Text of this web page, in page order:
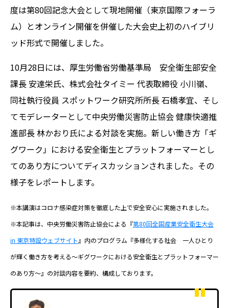
度は第80回記念大会として現地開催（東京国際フォーラ
ム）とオンライン開催を併催した大会史上初のハイブリ
ッド形式で開催しました。
10月28日には、厚生労働省労働基準局 安全衛生部安全
課長 安達栄氏、株式会社タイミー 代表取締役 小川嶺、
同社執行役員 スポットワーク研究所所長 石橋孝宜、そし
てモデレーターとして中央労働災害防止協会 健康快適推
進部長 林かおり氏による対談を実施。新しい働き方「ギ
グワーク」における安全衛生とプラットフォーマーとし
てのあり方についてディスカッションされました。その
様子をレポートします。
※本講演はコロナ感染症対策を徹底した上で安全安心に実施されました。
※本記事は、中央労働災害防止協会による『第80回全国産業安全衛生大会
in 東京特設ウェブサイト 』内のプログラム『多様化する社会 一人ひとり
が輝く働き方を考える～ギグワークにおける安全衛生とプラットフォーマー
のあり方～』の対談内容を要約、構成しております。